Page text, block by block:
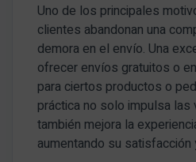
Uno de los principales
clientes abandonan una
demora en el envío. Una
ofrecer envíos gratuitos o
para ciertos productos o
práctica no solo impulsa las
también mejora la
aumentando su satisfacción